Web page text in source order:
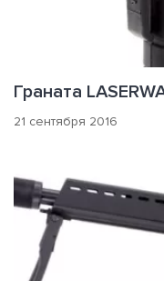
Граната
21 сентября 2016